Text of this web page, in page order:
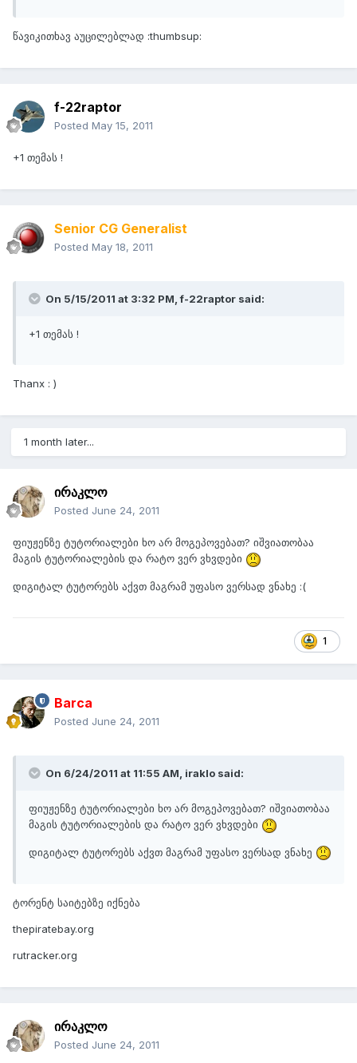
წავიკითხავ აუცილებლად :thumbsup:
f-22raptor
Posted May 15, 2011
+1 თემას !
Senior CG Generalist
Posted May 18, 2011
On 5/15/2011 at 3:32 PM, f-22raptor said:
+1 თემას !
Thanx : )
1 month later...
ირაკლო
Posted June 24, 2011
ფიუჟენზე ტუტორიალები ხო არ მოგეპოვებათ? იშვიათობაა
მაგის ტუტორიალების და რატო ვერ ვხვდები
დიგიტალ ტუტორებს აქვთ მაგრამ უფასო ვერსად ვნახე :(
1
Barca
Posted June 24, 2011
On 6/24/2011 at 11:55 AM, iraklo said:
ფიუჟენზე ტუტორიალები ხო არ მოგეპოვებათ? იშვიათობაა
მაგის ტუტორიალების და რატო ვერ ვხვდები
დიგიტალ ტუტორებს აქვთ მაგრამ უფასო ვერსად ვნახე
ტორენტ საიტებზე იქნება
thepiratebay.org
rutracker.org
ირაკლო
Posted June 24, 2011